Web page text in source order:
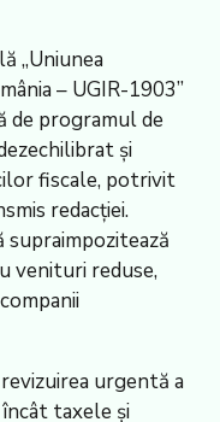
„Uniunea
– UGIR-1903”
de programul de
şi
fiscale, potrivit
redacţiei.
supraimpozitează
venituri reduse,
urgentă a
taxele şi